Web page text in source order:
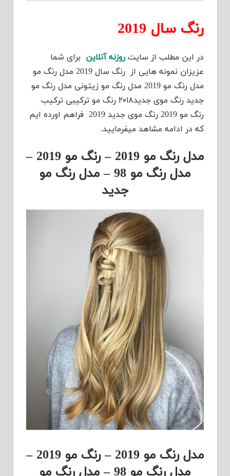
رنگ سال 2019
در این مطلب از سایت روزنه آنلاین برای شما
عزیزان نمونه هایی از رنگ سال 2019 مدل رنگ مو
مدل رنگ مو 2019 مدل رنگ مو زیتونی مدل رنگ مو
جدید رنگ موی جدید۲۰۱۸ رنگ مو ترکیبی ترکیب
رنگ مو 2019 رنگ موی جدید 2019 فراهم اورده ایم
که در ادامه مشاهد میفرمایید.
مدل رنگ مو 2019 – رنگ مو 2019 –
مدل رنگ مو 98 – مدل رنگ مو
جدید
مدل رنگ مو 2019 – رنگ مو 2019 –
مدل رنگ مو 98 – مدل رنگ مو